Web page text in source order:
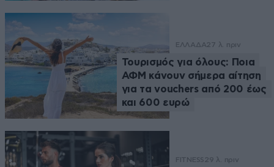
ΕΛΛΑΔΑ27 λ. πριν
Τουρισμός για όλους: Ποια
ΑΦΜ κάνουν σήμερα αίτηση
για τα vouchers από 200 έως
και 600 ευρώ
FITNESS 29 λ. πριν